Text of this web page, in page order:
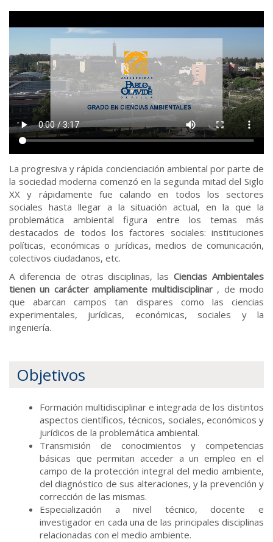
La progresiva y rápida concienciación ambiental por parte de
la sociedad moderna comenzó en la segunda mitad del Siglo
XX y rápidamente fue calando en todos los sectores
sociales hasta llegar a la situación actual, en la que la
problemática ambiental figura entre los temas más
destacados de todos los factores sociales: instituciones
políticas, económicas o jurídicas, medios de comunicación,
colectivos ciudadanos, etc.
A diferencia de otras disciplinas, lasCiencias Ambientales
tienen un carácter ampliamente multidisciplinar , de modo
que abarcan campos tan dispares como las ciencias
experimentales, jurídicas, económicas, sociales y la
ingeniería.
Objetivos
Formación multidisciplinar e integrada de los distintos
aspectos científicos, técnicos, sociales, económicos y
jurídicos de la problemática ambiental.
Transmisión de conocimientos y competencias
básicas que permitan acceder a un empleo en el
campo de la protección integral del medio ambiente,
del diagnóstico de sus alteraciones, y la prevención y
corrección de las mismas.
Especialización a nivel técnico, docente e
investigador en cada una de las principales disciplinas
relacionadas con el medio ambiente.